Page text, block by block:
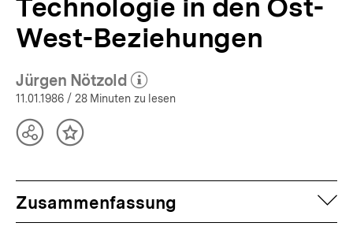
Technologie in den Ost-
West-Beziehungen
Jürgen Nötzold
(Mehr zum Autor)
öffnen
11.01.1986 / 28 Minuten zu lesen
TeilenInhalt
Zusammenfassung